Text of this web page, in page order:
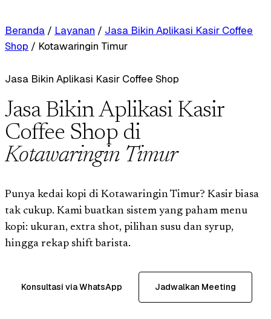
Beranda / Layanan / Jasa Bikin Aplikasi Kasir Coffee
Shop / Kotawaringin Timur
Jasa Bikin Aplikasi Kasir Coffee Shop
Jasa Bikin Aplikasi Kasir
Coffee Shop di
Kotawaringin Timur
Punya kedai kopi di Kotawaringin Timur? Kasir biasa
tak cukup. Kami buatkan sistem yang paham menu
kopi: ukuran, extra shot, pilihan susu dan syrup,
hingga rekap shift barista.
Konsultasi via WhatsApp Jadwalkan Meeting